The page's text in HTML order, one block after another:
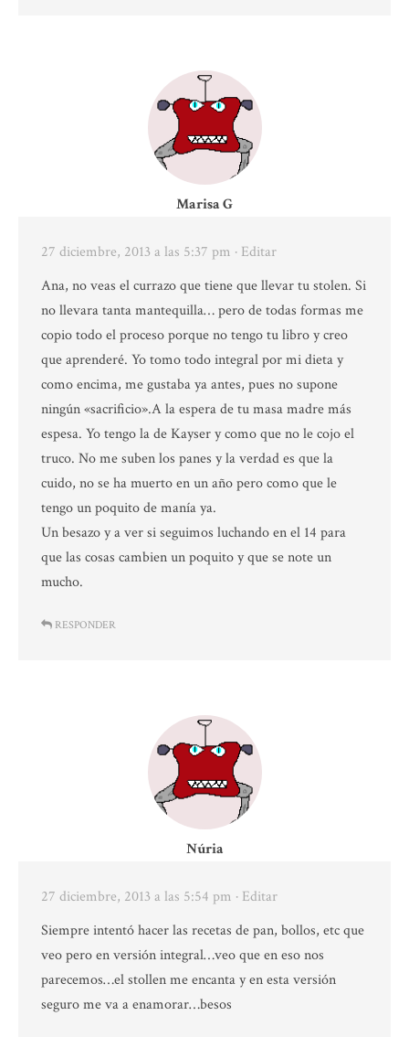
Marisa G
27 diciembre, 2013 a las 5:37 pm · Editar
Ana, no veas el currazo que tiene que llevar tu stolen. Si
no llevara tanta mantequilla… pero de todas formas me
copio todo el proceso porque no tengo tu libro y creo
que aprenderé. Yo tomo todo integral por mi dieta y
como encima, me gustaba ya antes, pues no supone
ningún «sacrificio».A la espera de tu masa madre más
espesa. Yo tengo la de Kayser y como que no le cojo el
truco. No me suben los panes y la verdad es que la
cuido, no se ha muerto en un año pero como que le
tengo un poquito de manía ya.
Un besazo y a ver si seguimos luchando en el 14 para
que las cosas cambien un poquito y que se note un
mucho.
RESPONDER
Núria
27 diciembre, 2013 a las 5:54 pm · Editar
Siempre intentó hacer las recetas de pan, bollos, etc que
veo pero en versión integral…veo que en eso nos
parecemos…el stollen me encanta y en esta versión
seguro me va a enamorar…besos